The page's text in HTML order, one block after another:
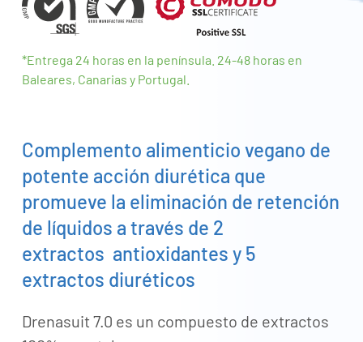
*Entrega 24 horas en la península. 24-48 horas en
Baleares, Canarias y Portugal.
Complemento alimenticio vegano de
potente acción diurética que
promueve la eliminación de retención
de líquidos a través de 2
extractos antioxidantes y 5
extractos diuréticos
Drenasuit 7.0 es un compuesto de extractos